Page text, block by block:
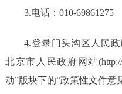
3.电话：010-69861275
4.登录门头沟区人民政
北京市人民政府网站
动”版块下的“政策性文件意